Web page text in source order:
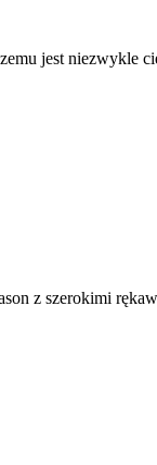
jest niezwykle
z szerokimi